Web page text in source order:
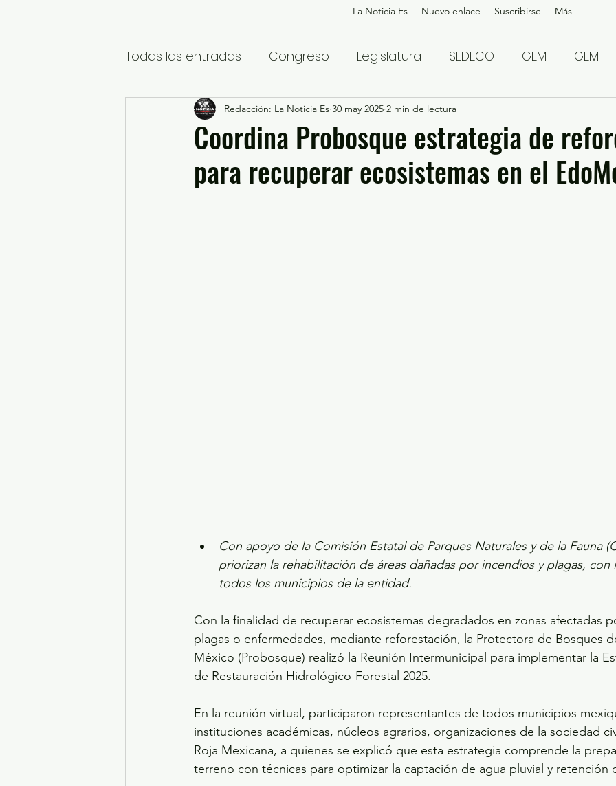
La Noticia Es Nuevo enlace Suscribirse Más
Todas las entradas Congreso Legislatura SEDECO GEM GEM
Nacional Estatal Gubernatura Edoméx 2023
Educación y Cultura Seguridad y Justicia Denuncia Ciudadana
Coordina Probosque estrategia de
para recuperar ecosistemas en el
Redacción: La Noticia Es 30 may 2025 2 min de lectura
Con apoyo de la Comisión Estatal de Parques Naturales y de la Fauna
priorizan la rehabilitación de áreas dañadas por incendios y plagas, con
todos los municipios de la entidad.
Con la finalidad de recuperar ecosistemas degradados en zonas afectadas
plagas o enfermedades, mediante reforestación, la Protectora de Bosques
México (Probosque) realizó la Reunión Intermunicipal para implementar la
de Restauración Hidrológico-Forestal 2025.
En la reunión virtual, participaron representantes de todos municipios
instituciones académicas, núcleos agrarios, organizaciones de la sociedad
Roja Mexicana, a quienes se explicó que esta estrategia comprende la
terreno con técnicas para optimizar la captación de agua pluvial y retención